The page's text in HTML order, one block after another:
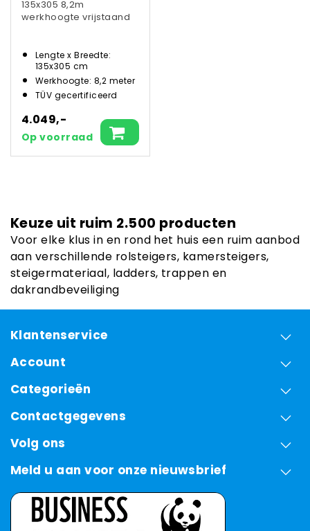
135x305 8,2m
werkhoogte vrijstaand
Lengte x Breedte:
135x305 cm
Werkhoogte: 8,2 meter
TÜV gecertificeerd
4.049,-
Op voorraad
Keuze uit ruim 2.500 producten
Voor elke klus in en rond het huis een ruim aanbod
aan verschillende rolsteigers, kamersteigers,
steigermateriaal, ladders, trappen en
dakrandbeveiliging
Klantenservice
Account
Categorieën
Contactgegevens
Volg ons
Meld u aan voor onze nieuwsbrief